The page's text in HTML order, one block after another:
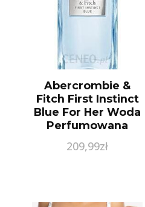
Abercrombie &
Fitch First Instinct
Blue For Her Woda
Perfumowana
209,99zł